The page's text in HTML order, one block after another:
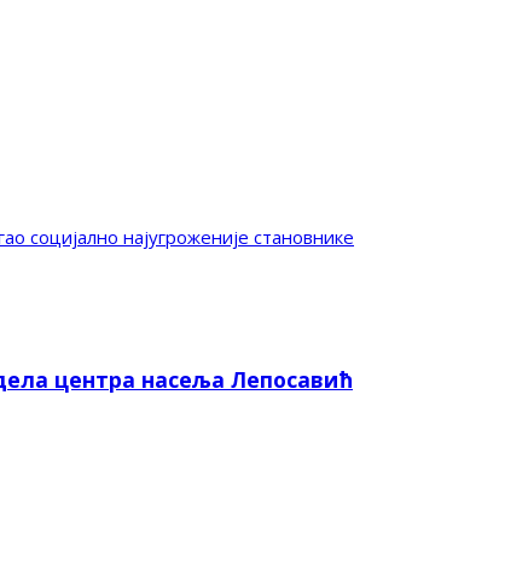
социјално најугроженије становнике
центра насеља Лепосавић